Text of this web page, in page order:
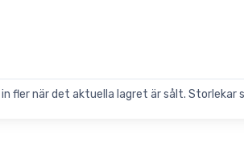
fler när det aktuella lagret är sålt. Storlekar